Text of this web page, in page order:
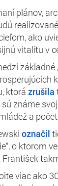
plánov,
ako
vitalitu v
ktorá zrušila
známe
a
označil
o ktorom
František
viac ako